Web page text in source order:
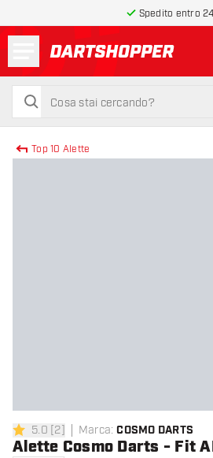
Spedito entro
torna alla home
cerca
cerca
Top 10 Alette
5 stelle di valutazione
5.0 [2] Marca: COSMO DARTS
Alette Cosmo Darts - Fit